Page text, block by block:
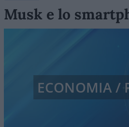
Musk e lo
ECONOMIA /